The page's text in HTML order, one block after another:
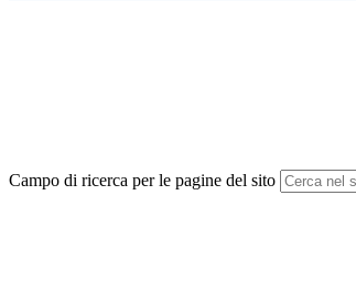
Campo di ricerca per le pagine del sito